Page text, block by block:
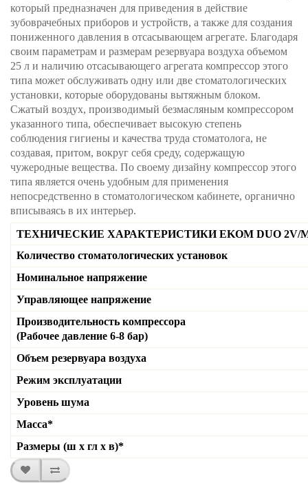
который предназначен для приведения в действие
зубоврачебных приборов и устройств, а также для создания
пониженного давления в отсасывающем агрегате. Благодаря
своим параметрам и размерам резервуара воздуха объемом
25 л и наличию отсасывающего агрегата компрессор этого
типа может обслуживать одну или две стоматологических
установки, которые оборудованы вытяжным блоком.
Сжатый воздух, производимый безмасляным компрессором
указанного типа, обеспечивает высокую степень
соблюдения гигиены и качества труда стоматолога, не
создавая, притом, вокруг себя среду, содержащую
чужеродные вещества. По своему дизайну компрессор этого
типа является очень удобным для применения
непосредственно в стоматологическом кабинете, органично
вписываясь в их интерьер.
ТЕХНИЧЕСКИЕ ХАРАКТЕРИСТИКИ EKOM DUO 2V/
Количество стоматологических установок
Номинальное напряжение
Управляющее напряжение
Производительность компрессора
(Рабочее давление 6-8 бар)
Объем резервуара воздуха
Режим эксплуатации
Уровень шума
Масса*
Размеры (ш х гл х в)*